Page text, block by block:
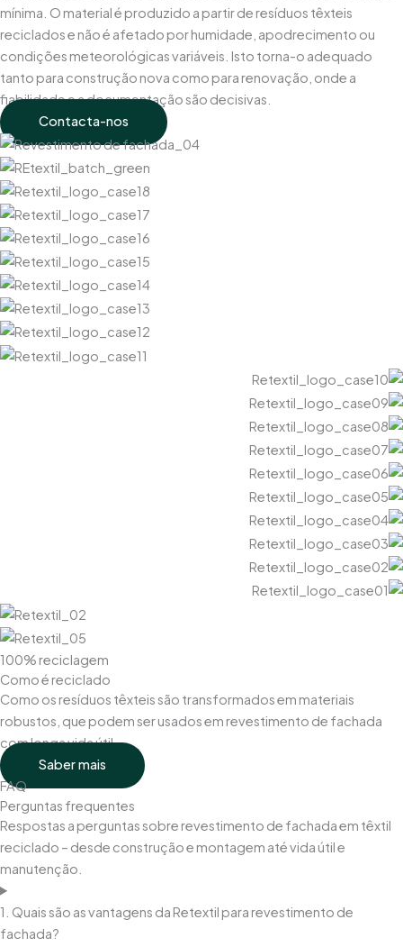
mínima. O material é produzido a partir de resíduos têxteis
reciclados e não é afetado por humidade, apodrecimento ou
condições meteorológicas variáveis. Isto torna-o adequado
tanto para construção nova como para renovação, onde a
fiabilidade e a documentação são decisivas.
Contacta-nos
100% reciclagem
Como é reciclado
Como os resíduos têxteis são transformados em materiais
robustos, que podem ser usados em revestimento de fachada
com longa vida útil.
Saber mais
FAQ
Perguntas frequentes
Respostas a perguntas sobre revestimento de fachada em têxtil
reciclado – desde construção e montagem até vida útil e
manutenção.
1. Quais são as vantagens da Retextil para revestimento de
fachada?